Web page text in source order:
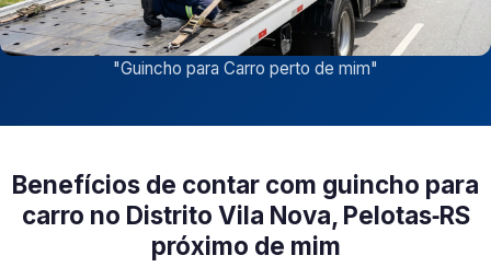
"Guincho para Carro perto de mim"
Benefícios de contar com guincho para
carro no Distrito Vila Nova, Pelotas‑RS
próximo de mim